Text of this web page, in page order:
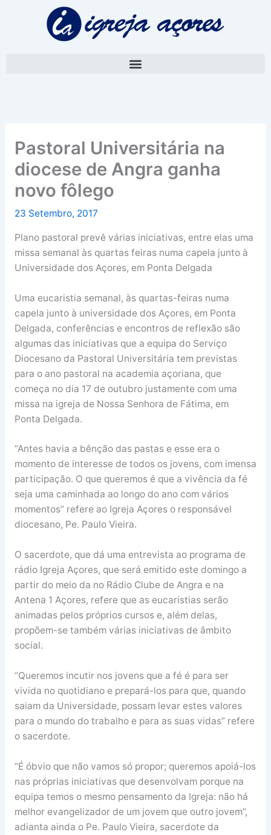
Pastoral Universitária na
diocese de Angra ganha
novo fôlego
23 Setembro, 2017
Plano pastoral prevê várias iniciativas, entre elas uma
missa semanal às quartas feiras numa capela junto à
Universidade dos Açores, em Ponta Delgada
Uma eucaristia semanal, às quartas-feiras numa
capela junto à universidade dos Açores, em Ponta
Delgada, conferências e encontros de reflexão são
algumas das iniciativas que a equipa do Serviço
Diocesano da Pastoral Universitária tem previstas
para o ano pastoral na academia açoriana, que
começa no dia 17 de outubro justamente com uma
missa na igreja de Nossa Senhora de Fátima, em
Ponta Delgada.
“Antes havia a bênção das pastas e esse era o
momento de interesse de todos os jovens, com imensa
participação. O que queremos é que a vivência da fé
seja uma caminhada ao longo do ano com vários
momentos” refere ao Igreja Açores o responsável
diocesano, Pe. Paulo Vieira.
O sacerdote, que dá uma entrevista ao programa de
rádio Igreja Açores, que será emitido este domingo a
partir do meio da no Rádio Clube de Angra e na
Antena 1 Açores, refere que as eucaristias serão
animadas pelos próprios cursos e, além delas,
propõem-se também várias iniciativas de âmbito
social.
“Queremos incutir nos jovens que a fé é para ser
vivida no quotidiano e prepará-los para que, quando
saiam da Universidade, possam levar estes valores
para o mundo do trabalho e para as suas vidas” refere
o sacerdote.
“É óbvio que não vamos só propor; queremos apoiá-los
nas próprias iniciativas que desenvolvam porque na
equipa temos o mesmo pensamento da Igreja: não há
melhor evangelizador de um jovem que outro jovem”,
adianta ainda o Pe. Paulo Vieira, sacerdote da